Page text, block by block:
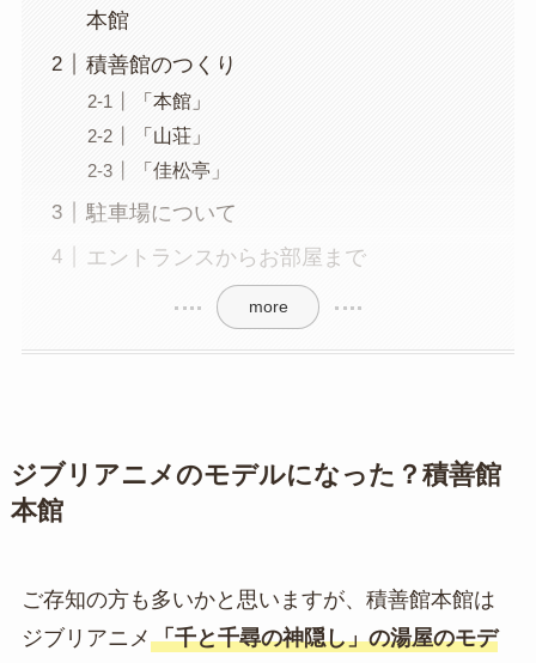
本館
積善館のつくり
「本館」
「山荘」
「佳松亭」
駐車場について
エントランスからお部屋まで
more
ジブリアニメのモデルになった？積善館
本館
ご存知の方も多いかと思いますが、積善館本館は
ジブリアニメ 「千と千尋の神隠し」の湯屋のモデ